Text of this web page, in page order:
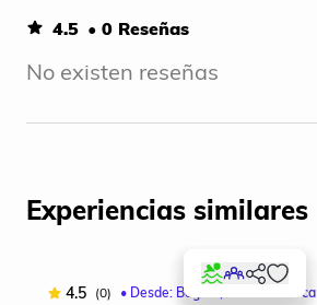
4.5 • 0 Reseñas
No existen reseñas
Experiencias similares
4.5 (0) • Desde: Bogotá, Cundinamarca